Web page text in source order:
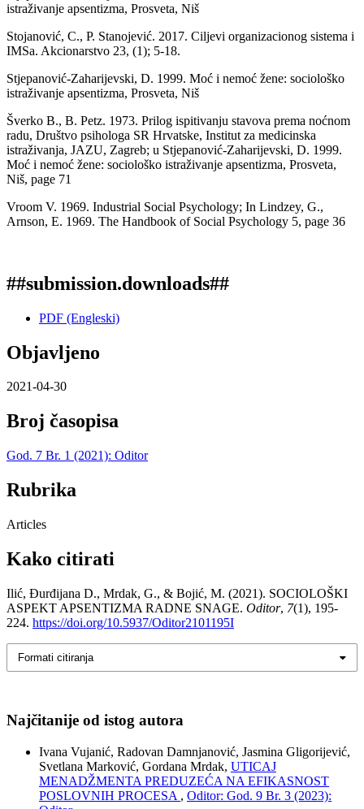
istraživanje apsentizma, Prosveta, Niš
Stojanović, C., P. Stanojević. 2017. Ciljevi organizacionog sistema i
IMSa. Akcionarstvo 23, (1); 5-18.
Stjepanović-Zaharijevski, D. 1999. Moć i nemoć žene: sociološko
istraživanje apsentizma, Prosveta, Niš
Šverko B., B. Petz. 1973. Prilog ispitivanju stavova prema noćnom
radu, Društvo psihologa SR Hrvatske, Institut za medicinska
istraživanja, JAZU, Zagreb; u Stjepanović-Zaharijevski, D. 1999.
Moć i nemoć žene: sociološko istraživanje apsentizma, Prosveta,
Niš, page 71
Vroom V. 1969. Industrial Social Psychology; In Lindzey, G.,
Arnson, E. 1969. The Handbook of Social Psychology 5, page 36
##submission.downloads##
PDF (Engleski)
Objavljeno
2021-04-30
Broj časopisa
God. 7 Br. 1 (2021): Oditor
Rubrika
Articles
Kako citirati
Ilić, Đurđijana D., Mrdak, G., & Bojić, M. (2021). SOCIOLOŠKI
ASPEKT APSENTIZMA RADNE SNAGE. Oditor, 7(1), 195-
224. https://doi.org/10.5937/Oditor2101195I
Formati citiranja
Najčitanije od istog autora
Ivana Vujanić, Radovan Damnjanović, Jasmina Gligorijević,
Svetlana Marković, Gordana Mrdak, UTICAJ
MENADŽMENTA PREDUZEĆA NA EFIKASNOST
POSLOVNIH PROCESA , Oditor: God. 9 Br. 3 (2023):